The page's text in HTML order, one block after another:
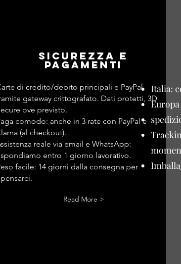
Sicurezza e
pagamenti
di credito/debito principali e PayPal
gateway crittografato. Dati protetti, 3D
ove previsto.
comodo: anche in 3 rate con PayPal e
(al checkout).
reale via email e WhatsApp:
entro 1 giorno lavorativo.
facile: 14 giorni dalla consegna per
Read More >
Italia: